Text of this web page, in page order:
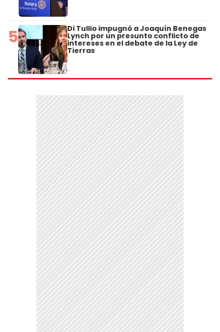
5 Di Tullio impugnó a Joaquín Benegas
Lynch por un presunto conflicto de
intereses en el debate de la Ley de
Tierras